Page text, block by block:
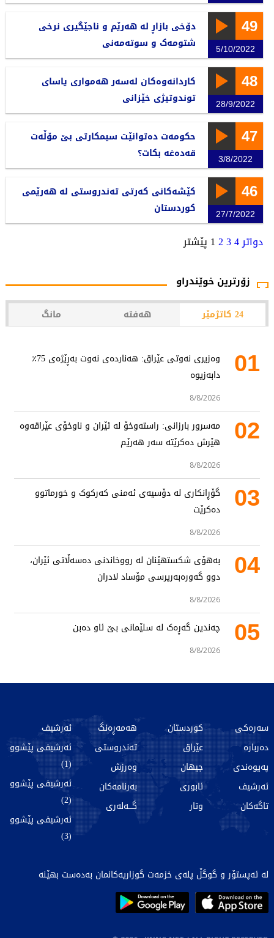
49
5/10/2022
دۆخی بازاڕ لە هەرێم و ناجێگیری نرخی
شتومەک و سوتەمەنی
48
28/9/2022
کاردانەوەکان لەسەر هەمواری یاسای
توندوتیژی خێزانی
47
3/8/2022
حکومەت دەتوانێت سیمکارتی بێ مۆڵەت
قەدەغە بکات؟
46
27/7/2022
کێشەکانی کەرتی تەندروستی لە هەرێمی
کوردستان
دواتر 1 234 پێشتر
زۆرترین خوێندراو
24 کاتژمێر هەفتە مانگ
01
وەزیری نەوتی عێراق: هەناردەی نەوت بەڕێژەی 75٪
دابەزیوە
8/8/2026
02
مەسرور بارزانی: راستەوخۆ لە ئێران و ناوخۆی عێراقەوە
هێرش دەکرێتە سەر هەرێم
8/8/2026
03
گۆڕانکاری لە دۆسیەی ئەمنی کەرکوک و خورماتوو
دەکرێت
8/8/2026
04
بەهۆی شکستهێنان لە رووخاندنی دەسەڵاتی ئێران،
دوو گەورەبەرپرسی مۆساد لادران
8/8/2026
05 چەندین گەڕەک لە سلێمانی بێ ئاو دەبن
8/8/2026
سەرەکی
دەربارە
پەیوەندی
ئەرشیف
تاگەکان
کوردستان
عێراق
جیهان
ئابوری
وتار
هەمەڕەنگ
تەندروستی
وەرزش
بەرنامەکان
گـــەلەری
ئەرشیف
ئەرشیفی پێشوو
(1)
ئەرشیفی پێشوو
(2)
ئەرشیفی پێشوو
(3)
لە ئەپستۆر و گوگڵ پلەی خزمەت گوزاریەکانمان بەدەست بهێنە